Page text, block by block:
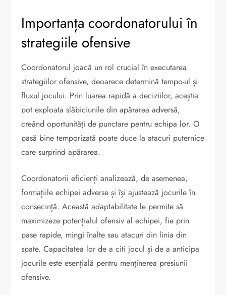
Importanța coordonatorului în
strategiile ofensive
Coordonatorul joacă un rol crucial în executarea
strategiilor ofensive, deoarece determină tempo-ul și
fluxul jocului. Prin luarea rapidă a deciziilor, aceștia
pot exploata slăbiciunile din apărarea adversă,
creând oportunități de punctare pentru echipa lor. O
pasă bine temporizată poate duce la atacuri puternice
care surprind apărarea.
Coordonatorii eficienți analizează, de asemenea,
formațiile echipei adverse și își ajustează jocurile în
consecință. Această adaptabilitate le permite să
maximizeze potențialul ofensiv al echipei, fie prin
pase rapide, mingi înalte sau atacuri din linia din
spate. Capacitatea lor de a citi jocul și de a anticipa
jocurile este esențială pentru menținerea presiunii
ofensive.